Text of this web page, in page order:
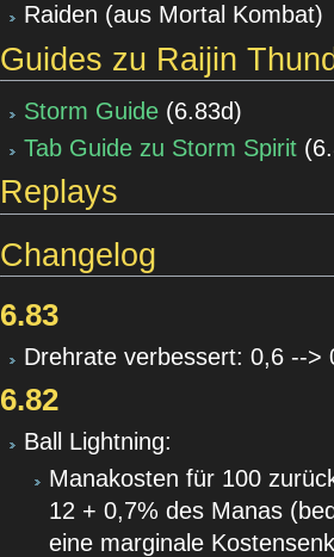
Raiden (aus Mortal Kombat)
Guides zu Raijin
Storm Guide (6.83d)
Tab Guide zu Storm Spirit (
Replays
Changelog
6.83
Drehrate verbessert: 0,6 -->
6.82
Ball Lightning:
Manakosten für 100
12 + 0,7% des Manas
eine marginale